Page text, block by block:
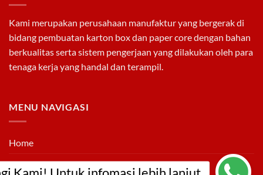
Sesuai
Mesin
Produksi
Kami merupakan perusahaan manufaktur yang bergerak di
bidang pembuatan karton boxdan paper coredengan bahan
berkualitas serta sistem pengerjaan yang dilakukan oleh para
tenaga kerja yang handal dan terampil.
MENU NAVIGASI
Home
Tentang Kami